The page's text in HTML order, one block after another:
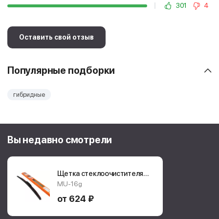
301
4
Оставить свой отзыв
Популярные подборки
гибридные
Вы недавно смотрели
Щетка стеклоочистителя
Masuma Hybrid
MU-16g
от 624 ₽